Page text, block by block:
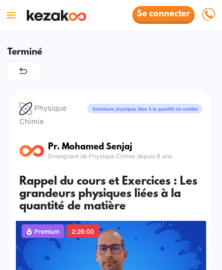
Se connecter
Terminé
Physique
Chimie
Grandeurs physiques liées à la quantité de matière
Pr. Mohamed Senjaj
Enseignant de Physique Chimie depuis 8 ans
Rappel du cours et Exercices : Les
grandeurs physiques liées à la
quantité de matière
Premium 2:26:00